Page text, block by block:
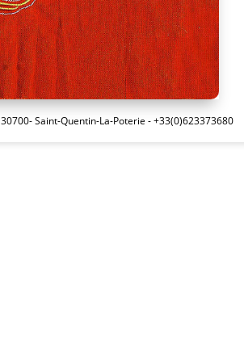
Saint-Quentin-La-Poterie - +33(0)623373680